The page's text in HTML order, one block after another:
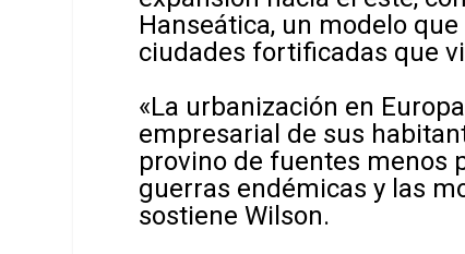
Hanseática, un modelo
ciudades fortificadas que
«La urbanización en
empresarial de sus
provino de fuentes menos
guerras endémicas y las
sostiene Wilson.